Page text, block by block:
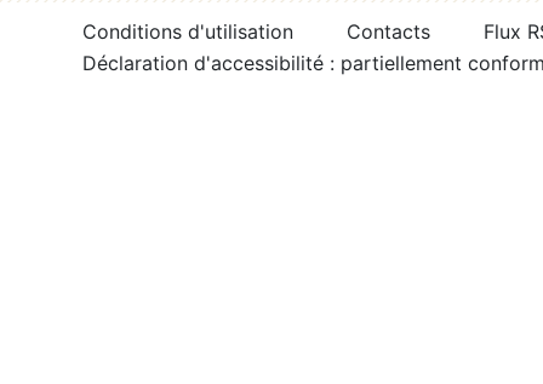
Conditions d'utilisation Contacts
Flux
Déclaration d'accessibilité : partiellement